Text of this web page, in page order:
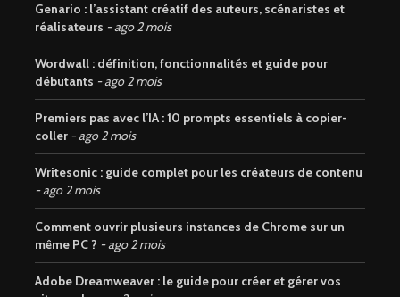
Genario : l’assistant créatif des auteurs, scénaristes et
réalisateurs
ago 2 mois
Wordwall : définition, fonctionnalités et guide pour
débutants
ago 2 mois
Premiers pas avec l’IA : 10 prompts essentiels à copier-
coller
ago 2 mois
Writesonic : guide complet pour les créateurs de contenu
ago 2 mois
Comment ouvrir plusieurs instances de Chrome sur un
même PC ?
ago 2 mois
Adobe Dreamweaver : le guide pour créer et gérer vos